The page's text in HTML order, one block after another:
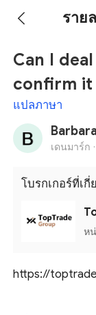
ราย
Can I
confirm it
แปลภาษา
เดนมาร์ก ·
โบรกเกอร์ที่เกี่
ห
https://